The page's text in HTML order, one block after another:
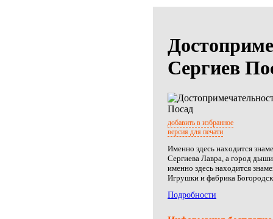
Сергиев
добавить в избранное
версия для печати
Именно здесь находится
Сергиева Лавра, а город
именно здесь находится
Игрушки и фабрика
Подробности